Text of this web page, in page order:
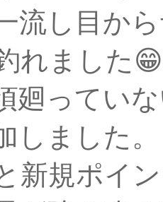
流し目か
れました😁
廻ってい
しました。
新規ポイ